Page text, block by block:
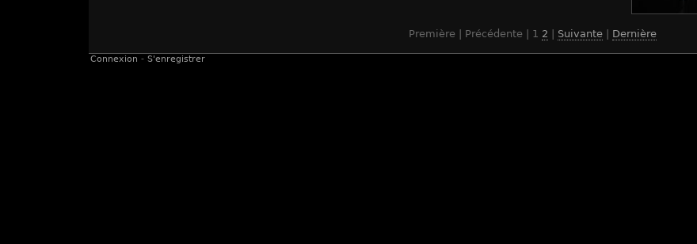
Première | Précédente | 1 2 Suivante| Dernière
Connexion - S'enregistrer